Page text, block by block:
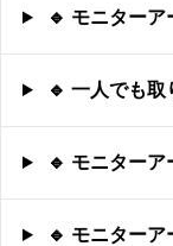
🔹 モニター
🔹 一人でも取
🔹 モニター
🔹 モニター